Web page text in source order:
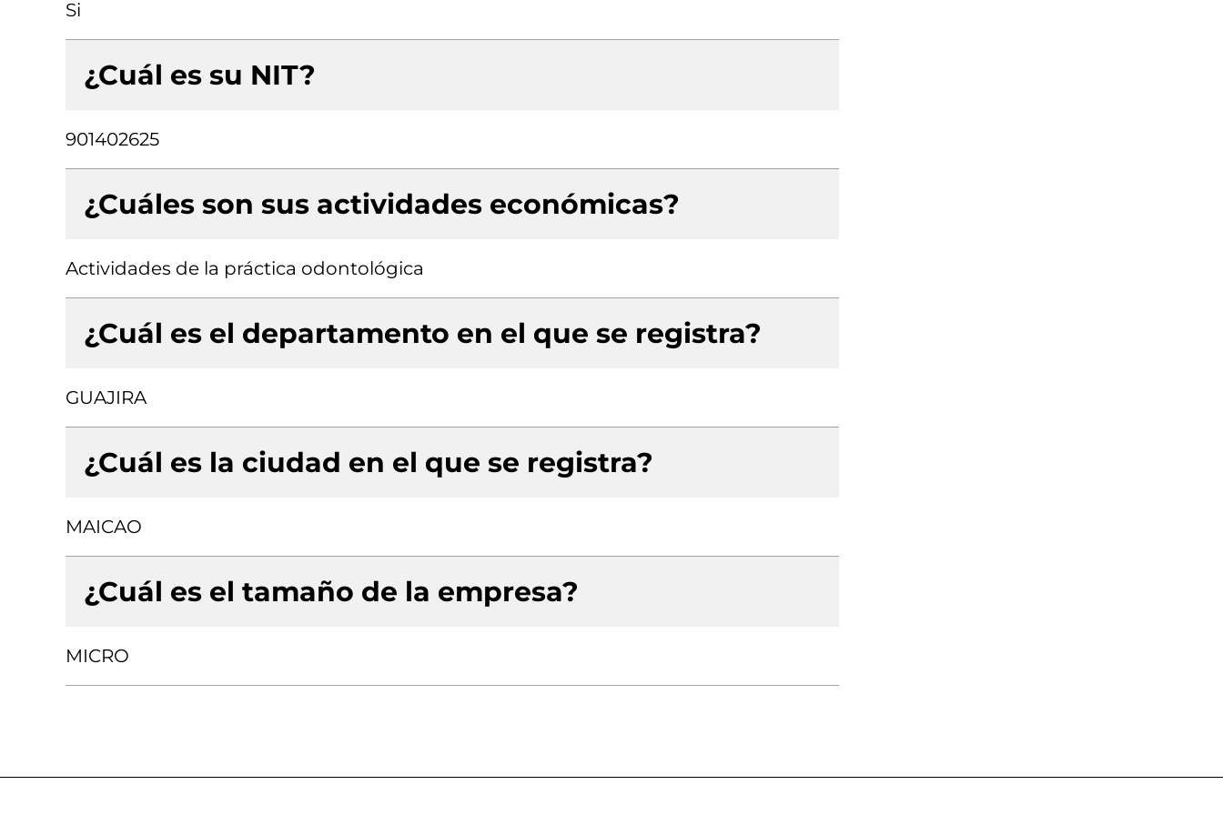
Si
¿Cuál es su NIT?
901402625
¿Cuáles son sus actividades económicas?
Actividades de la práctica odontológica
¿Cuál es el departamento en el que se registra?
GUAJIRA
¿Cuál es la ciudad en el que se registra?
MAICAO
¿Cuál es el tamaño de la empresa?
MICRO